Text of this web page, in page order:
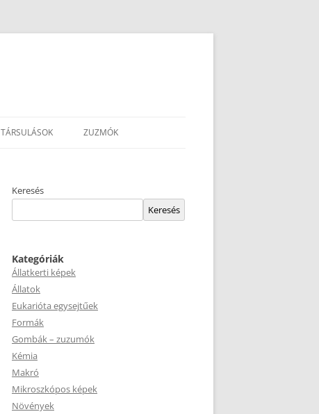
TÁRSULÁSOK ZUZMÓK
Keresés
Keresés
Kategóriák
Állatkerti képek
Állatok
Eukarióta egysejtűek
Formák
Gombák – zuzumók
Kémia
Makró
Mikroszkópos képek
Növények